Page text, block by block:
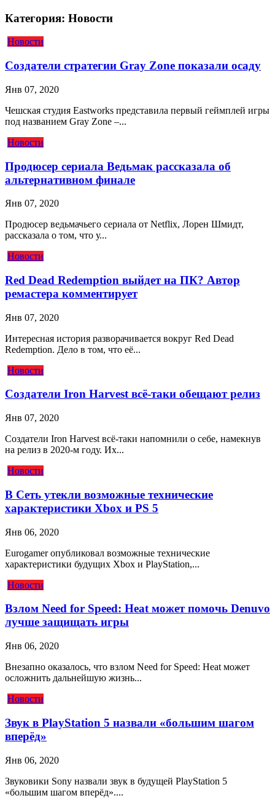
Категория: Новости
Новости
Создатели стратегии Gray Zone показали осаду
Янв 07, 2020
Чешская студия Eastworks представила первый геймплей игры
под названием Gray Zone –...
Новости
Продюсер сериала Ведьмак рассказала об
альтернативном финале
Янв 07, 2020
Продюсер ведьмачьего сериала от Netflix, Лорен Шмидт,
рассказала о том, что у...
Новости
Red Dead Redemption выйдет на ПК? Автор
ремастера комментирует
Янв 07, 2020
Интересная история разворачивается вокруг Red Dead
Redemption. Дело в том, что её...
Новости
Создатели Iron Harvest всё-таки обещают релиз
Янв 07, 2020
Создатели Iron Harvest всё-таки напомнили о себе, намекнув
на релиз в 2020-м году. Их...
Новости
В Сеть утекли возможные технические
характеристики Xbox и PS 5
Янв 06, 2020
Eurogamer опубликовал возможные технические
характеристики будущих Xbox и PlayStation,...
Новости
Взлом Need for Speed: Heat может помочь Denuvo
лучше защищать игры
Янв 06, 2020
Внезапно оказалось, что взлом Need for Speed: Heat может
осложнить дальнейшую жизнь...
Новости
Звук в PlayStation 5 назвали «большим шагом
вперёд»
Янв 06, 2020
Звуковики Sony назвали звук в будущей PlayStation 5
«большим шагом вперёд»....